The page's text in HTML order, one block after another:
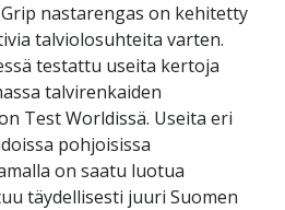
nastarengas on kehitetty
talviolosuhteita varten.
testattu useita kertoja
talvirenkaiden
Test Worldissä. Useita eri
pohjoisissa
on saatu luotua
täydellisesti juuri Suomen